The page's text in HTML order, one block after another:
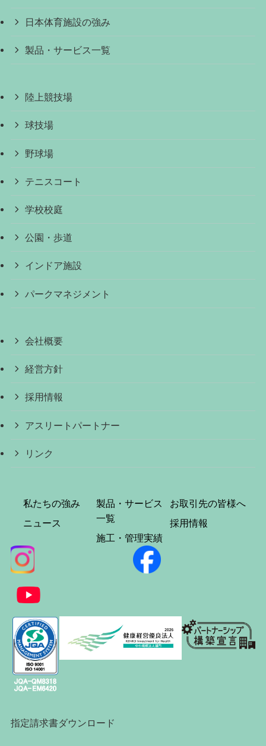
日本体育施設の強み
製品・サービス一覧
陸上競技場
球技場
野球場
テニスコート
学校校庭
公園・歩道
インドア施設
パークマネジメント
会社概要
経営方針
採用情報
アスリートパートナー
リンク
私たちの強み
ニュース
製品・サービス
一覧
施工・管理実績
お取引先の皆様へ
採用情報
指定請求書ダウンロード